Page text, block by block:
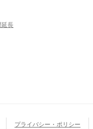
延長
プライバシー・ポリシー